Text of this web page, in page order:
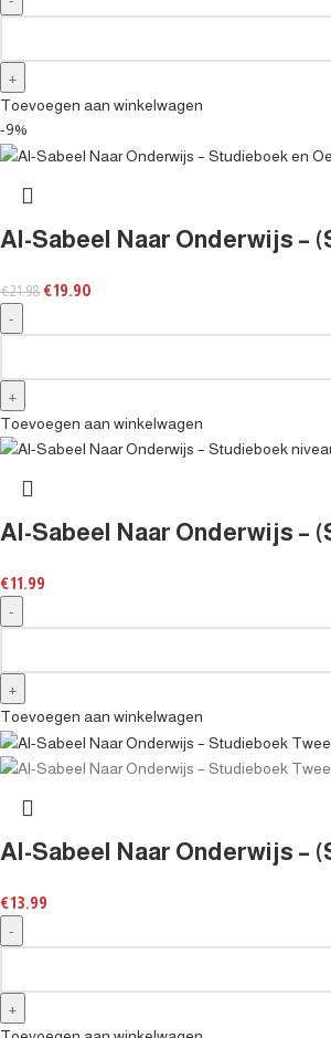
Toevoegen aan winkelwagen
-9%
Al-Sabeel Naar Onderwijs –
€21.98 €19.90
Toevoegen aan winkelwagen
Al-Sabeel Naar Onderwijs –
€11.99
Toevoegen aan winkelwagen
Al-Sabeel Naar Onderwijs –
€13.99